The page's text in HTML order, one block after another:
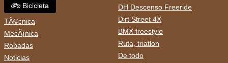
Bicicleta
TÃ©cnica
MecÃ¡nica
Robadas
Noticias
DH Descenso Freeride
Dirt Street 4X
BMX freestyle
Ruta, triatlon
De todo